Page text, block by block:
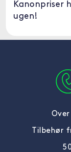
Kanonpriser
ugen!
Tilbehør